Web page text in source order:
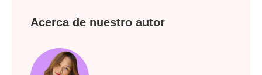
Acerca de nuestro autor